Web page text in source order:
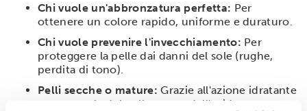
Chi vuole un'abbronzatura perfetta: Per
ottenere un colore rapido, uniforme e duraturo.
Chi vuole prevenire l'invecchiamento: Per
proteggere la pelle dai danni del sole (rughe,
perdita di tono).
Pelli secche o mature: Grazie all'azione idratante
e strutturale del collagene e dell'acido